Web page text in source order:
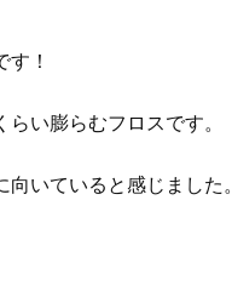
す！
い膨らむフロスです。
いていると感じました。